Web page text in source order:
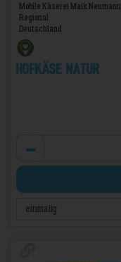
Mobile Käserei Maik Neumann
Regional
Deutschland
Hofkäse Natur